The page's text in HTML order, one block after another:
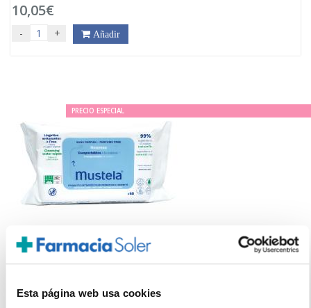
Esta página web usa cookies
10,05€
- + Añadir
PRECIO ESPECIAL
MUSTELA
6.20€